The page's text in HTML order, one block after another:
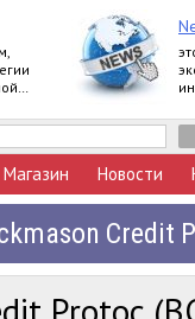
Магазин Новости
Credit